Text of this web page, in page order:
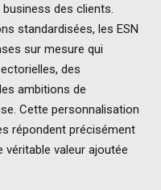
des clients.
standardisées, les ESN
sur mesure qui
des
ambitions de
Cette personnalisation
répondent précisément
véritable valeur ajoutée